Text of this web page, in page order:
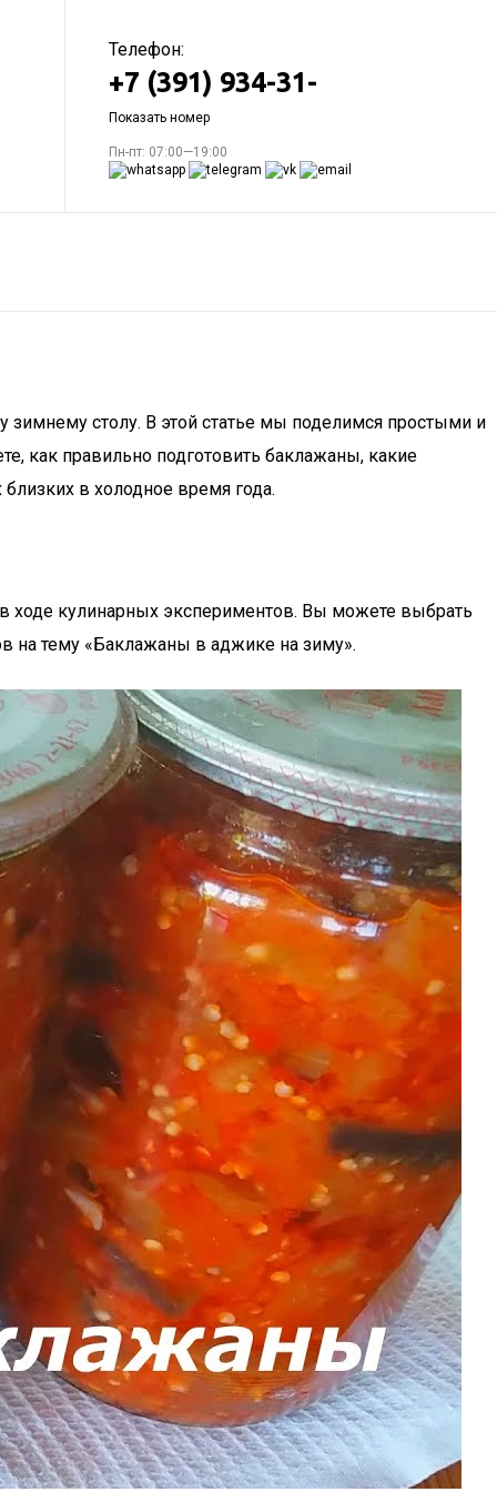
Телефон:
+7 (391) 934-31-
Показать номер
Пн-пт: 07:00—19:00
столу. В этой статье мы поделимся простыми и
как правильно подготовить баклажаны, какие
в холодное время года.
ходе кулинарных экспериментов. Вы можете выбрать
на тему «Баклажаны в аджике на зиму».